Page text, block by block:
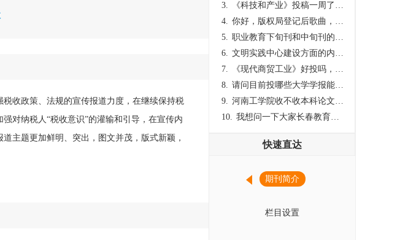
税收政策、法规的宣传报道力度，在继续保持税
对纳税人“税收意识”的灌输和引导，在宣传内
主题更加鲜明、突出，图文并茂，版式新颖，
3.
《科技和产业》投稿一周了仍是“已发回执”状态，这是什么意思？什么时候外审？
4. 你好，版权局登记后歌曲，这里能否发表
5. 职业教育下旬刊和中旬刊的国内刊号一样，他们有什么区别，两本刊物都是真的吗？
6. 文明实践中心建设方面的内容适合那种期刊
7.
《现代商贸工业》好投吗，版面费多少？
8. 请问目前投哪些大学学报能较快出刊啊
9. 河南工学院收不收本科论文呀？
10. 我想问一下大家长春教育学院学报是本科学报吗？
快速直达
期刊简介
栏目设置